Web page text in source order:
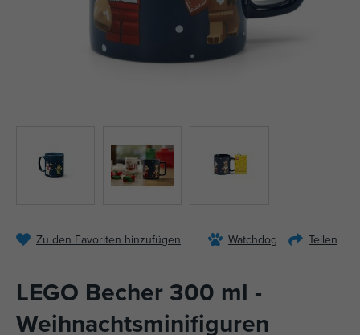
Zu den Favoriten hinzufügen Watchdog Teilen
LEGO Becher 300 ml -
Weihnachtsminifiguren